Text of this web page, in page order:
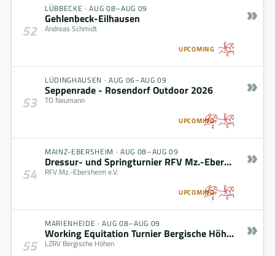
52
LÜBBECKE ·AUG 08–AUG 09
Gehlenbeck-Eilhausen
Andreas Schmidt
UPCOMING
»
53
LÜDINGHAUSEN · AUG 06–AUG 09
Seppenrade - Rosendorf Outdoor 2026
TO Neumann
UPCOMING
»
54
MAINZ-EBERSHEIM · AUG 08–AUG 09
Dressur- und Springturnier RFV Mz.-Ebersheim (08.08. - 09.08.2026)
RFV Mz.-Ebersheim e.V.
UPCOMING
»
55
MARIENHEIDE ·AUG 08–AUG 09
Working Equitation Turnier Bergische Höhen
LZRV Bergische Höhen
»